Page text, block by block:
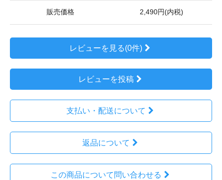
販売価格 2,490円(内税)
レビューを見る(0件)
レビューを投稿
支払い・配送について
返品について
この商品について問い合わせる